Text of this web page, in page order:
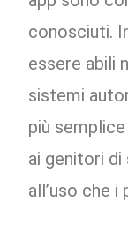
conosciuti.
essere abili
sistemi
più
ai genitori di
all’uso che